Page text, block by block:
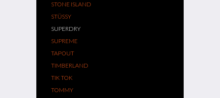
STONE ISLAND
STÜSSY
SUPERDRY
SUPREME
TAPOUT
TIMBERLAND
TIK TOK
TOMMY